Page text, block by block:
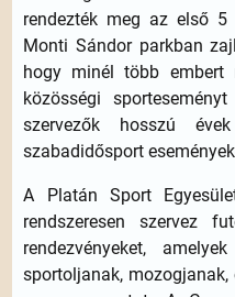
rendezték meg az első
Monti Sándor parkban
hogy minél több embert
közösségi
szervezők hosszú
szabadidősport
A Platán Sport
rendszeresen szervez
rendezvényeket,
sportoljanak,